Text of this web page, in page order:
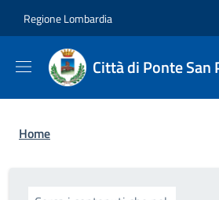
Regione Lombardia
Città di Ponte San
Briciole di pane
Home